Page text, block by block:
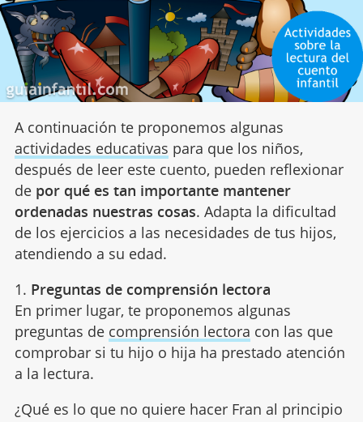
A continuación te proponemos algunas
actividades educativas para que los niños,
después de leer este cuento, pueden reflexionar
de por qué es tan importante mantener
ordenadas nuestras cosas. Adapta la dificultad
de los ejercicios a las necesidades de tus hijos,
atendiendo a su edad.
1. Preguntas de comprensión lectora
En primer lugar, te proponemos algunas
preguntas de comprensión lectora con las que
comprobar si tu hijo o hija ha prestado atención
a la lectura.
¿Qué es lo que no quiere hacer Fran al principio